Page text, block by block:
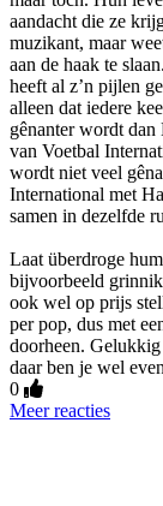
aandacht die ze
muzikant, maar
aan de haak te
heeft al z’n pijlen
alleen dat iedere
gênanter wordt
van Voetbal
wordt niet veel
International met
samen in dezelfde
Laat überdroge
bijvoorbeeld
ook wel op prijs
per pop, dus met
doorheen. Gelukkig
daar ben je wel
0
Meer reacties